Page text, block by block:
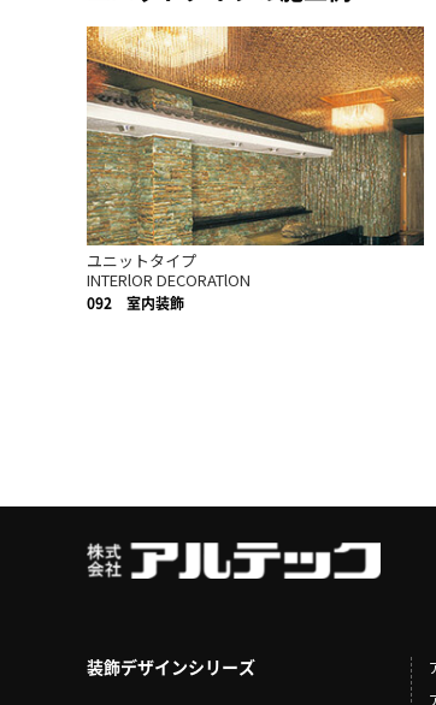
ユニットタイプ
INTERlOR DECORATlON
092 室内装飾
装飾デザインシリーズ